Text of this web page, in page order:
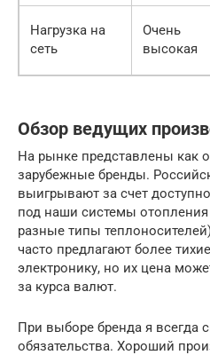
Нагрузка на
сеть
Очень
высокая
Обзор ведущих
На рынке представлены как
зарубежные бренды.
выигрывают за счет
под наши системы
разные типы
часто предлагают более
электронику, но их цена
за курса валют.
При выборе бренда я всегда
обязательства. Хороший